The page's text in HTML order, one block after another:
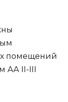
помещений
АА II-III